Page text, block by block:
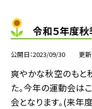
令和５年度
公開日 2023/09/30 更
爽やかな秋空のもと
た。今年の運動会は
会となります。(来年